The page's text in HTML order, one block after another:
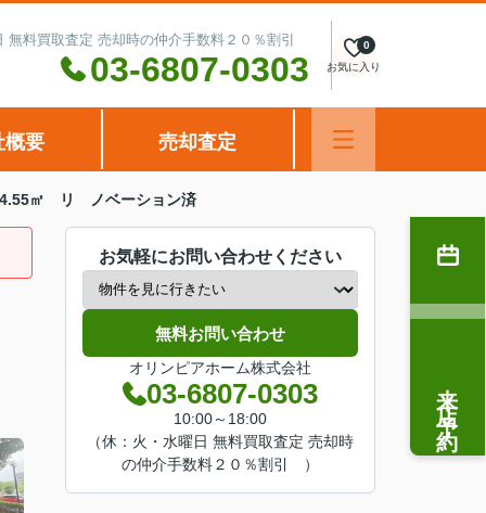
料買取査定 売却時の仲介手数料２０％割引
03-6807-0303 お気に入り
0
概要 売却査定
㎡ リ ノベーション済
お気軽にお問い合わせください
無料お問い合わせ
オリンピアホーム株式会社
03-6807-0303
10:00～18:00
（休：火・水曜日 無料買取査定 売却時
の仲介手数料２０％割引 ）
来店予約